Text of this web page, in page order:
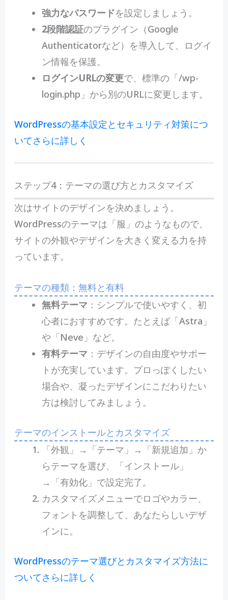
強力なパスワードを設定しましょう。
2段階認証のプラグイン（Google
Authenticatorなど）を導入して、ログイ
ン情報を保護。
ログインURLの変更で、標準の「/wp-
login.php」から別のURLに変更します。
WordPressの基本設定とセキュリティ対策につ
いてさらに詳しく
ステップ4：テーマの選び方とカスタマイズ
次はサイトのデザインを決めましょう。
WordPressのテーマは「服」のようなもので、
サイトの外観やデザインを大きく変える力を持
っています。
テーマの種類：無料と有料
無料テーマ ：シンプルで使いやすく、初
心者におすすめです。たとえば「Astra」
や「Neve」など。
有料テーマ ：デザインの自由度やサポー
トが充実しています。プロっぽくしたい
場合や、凝ったデザインにこだわりたい
方は検討してみましょう。
テーマのインストールとカスタマイズ
「外観」→「テーマ」→「新規追加」か
らテーマを選び、「インストール」
→「有効化」で設定完了。
カスタマイズメニューでロゴやカラー、
フォントを調整して、あなたらしいデザ
インに。
WordPressのテーマ選びとカスタマイズ方法に
ついてさらに詳しく